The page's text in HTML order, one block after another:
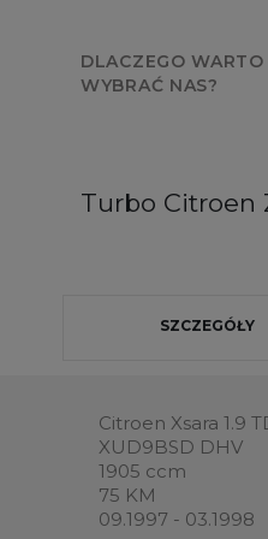
DLACZEGO WARTO
WYBRAĆ NAS?
Turbo Citroen
SZCZEGÓŁY
Citroen Xsara 1.9
XUD9BSD DHV
1905 ccm
75 KM
09.1997 - 03.1998